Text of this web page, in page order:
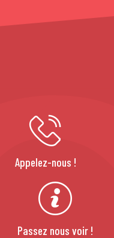
Appelez-nous !
Passez nous voir !